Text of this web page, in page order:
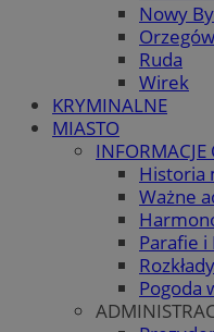
Nowy
Orzegów
Ruda
Wirek
KRYMINALNE
MIASTO
INFORMACJE
Historia
Ważne
Parafie i
Pogoda